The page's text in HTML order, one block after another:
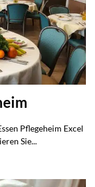
Pflegeheim Excel
Sie...